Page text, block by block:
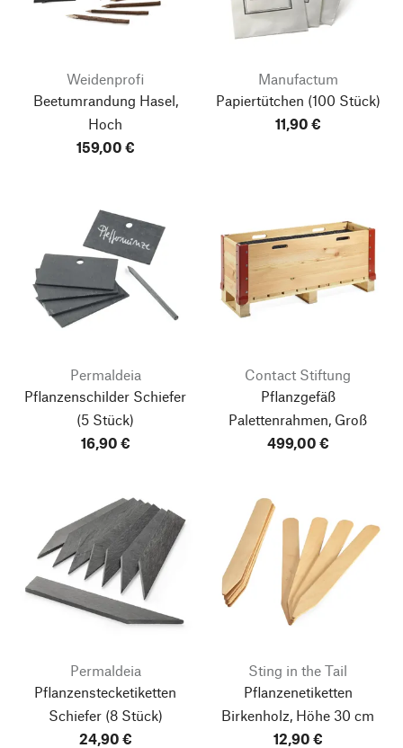
Weidenprofi
Beetumrandung Hasel,
Hoch
159,00 €
Manufactum
Papiertütchen (100 Stück)
11,90 €
Permaldeia
Pflanzenschilder Schiefer
(5 Stück)
16,90 €
Contact Stiftung
Pflanzgefäß
Palettenrahmen, Groß
499,00 €
Permaldeia
Pflanzenstecketiketten
Schiefer(8 Stück)
24,90 €
Sting in the Tail
Pflanzenetiketten
Birkenholz, Höhe 30 cm
12,90 €